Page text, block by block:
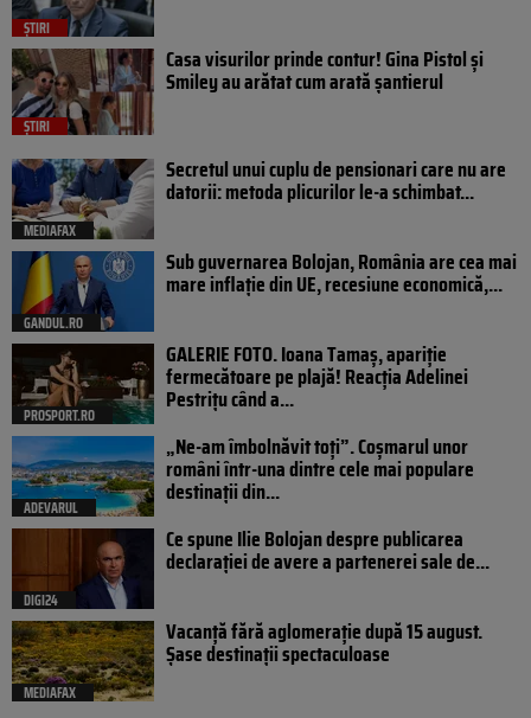
ȘTIRI
ȘTIRI
Casa visurilor prinde contur! Gina Pistol și
Smiley au arătat cum arată șantierul
MEDIAFAX
Secretul unui cuplu de pensionari care nu are
datorii: metoda plicurilor le-a schimbat...
GANDUL.RO
Sub guvernarea Bolojan, România are cea mai
mare inflație din UE, recesiune economică,...
PROSPORT.RO
GALERIE FOTO. Ioana Tamaş, apariție
fermecătoare pe plajă! Reacția Adelinei
Pestrițu când a...
ADEVARUL
„Ne-am îmbolnăvit toți”. Coșmarul unor
români într-una dintre cele mai populare
destinații din...
DIGI24
Ce spune Ilie Bolojan despre publicarea
declarației de avere a partenerei sale de...
MEDIAFAX
Vacanță fără aglomerație după 15 august.
Șase destinații spectaculoase